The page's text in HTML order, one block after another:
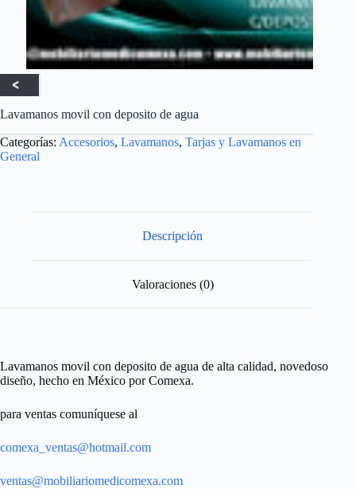
Lavamanos movil con deposito de agua
Categorías: Accesorios, Lavamanos, Tarjas y Lavamanos en
General
Descripción
Valoraciones (0)
Lavamanos movil con deposito de agua de alta calidad, novedoso
diseño, hecho en México por Comexa.
para ventas comuníquese al
comexa_ventas@hotmail.com
ventas@mobiliariomedicomexa.com